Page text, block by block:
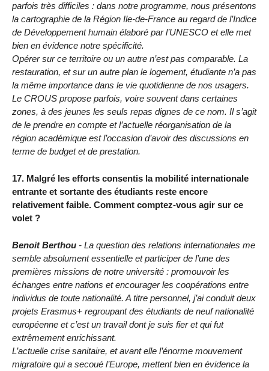
parfois très difficiles : dans notre programme, nous présentons
la cartographie de la Région Ile-de-France au regard de l’Indice
de Développement humain élaboré par l’UNESCO et elle met
bien en évidence notre spécificité.
Opérer sur ce territoire ou un autre n’est pas comparable. La
restauration, et sur un autre plan le logement, étudiante n’a pas
la même importance dans le vie quotidienne de nos usagers.
Le CROUS propose parfois, voire souvent dans certaines
zones, à des jeunes les seuls repas dignes de ce nom. Il s’agit
de le prendre en compte et l’actuelle réorganisation de la
région académique est l’occasion d’avoir des discussions en
terme de budget et de prestation.
17. Malgré les efforts consentis la mobilité internationale
entrante et sortante des étudiants reste encore
relativement faible. Comment comptez-vous agir sur ce
volet ?
Benoit Berthou - La question des relations internationales me
semble absolument essentielle et participer de l’une des
premières missions de notre université : promouvoir les
échanges entre nations et encourager les coopérations entre
individus de toute nationalité. A titre personnel, j’ai conduit deux
projets Erasmus+ regroupant des étudiants de neuf nationalité
européenne et c’est un travail dont je suis fier et qui fut
extrêmement enrichissant.
L’actuelle crise sanitaire, et avant elle l’énorme mouvement
migratoire qui a secoué l’Europe, mettent bien en évidence la